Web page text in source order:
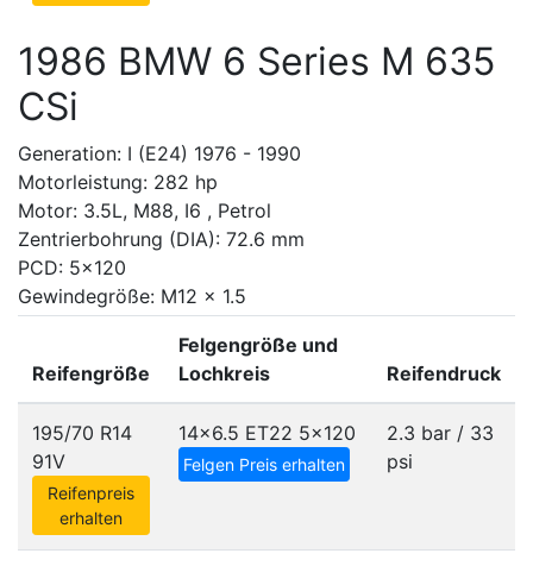
1986 BMW 6 Series M 635
CSi
Generation: I (E24) 1976 - 1990
Motorleistung: 282 hp
Motor: 3.5L, M88, I6 , Petrol
Zentrierbohrung (DIA): 72.6 mm
PCD: 5x120
Gewindegröße: M12 x 1.5
Reifengröße
Felgengröße und
Lochkreis
Reifendruck
195/70 R14
91V
Reifenpreis
erhalten
14x6.5 ET22 5x120
Felgen Preis erhalten
2.3 bar / 33
psi